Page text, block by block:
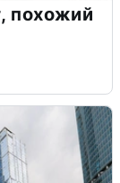
похожий